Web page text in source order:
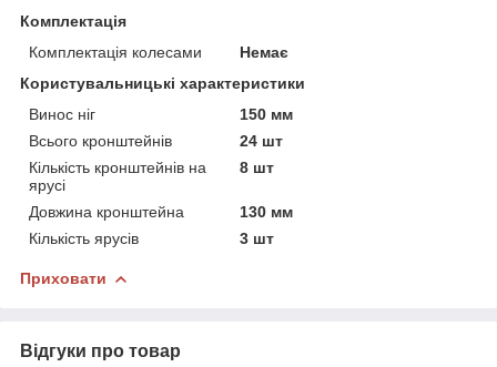
Комплектація
Комплектація колесами
Немає
Користувальницькі характеристики
Винос ніг
150 мм
Всього кронштейнів
24 шт
Кількість кронштейнів на
ярусі
8 шт
Довжина кронштейна
130 мм
Кількість ярусів
3 шт
Приховати
Відгуки про товар